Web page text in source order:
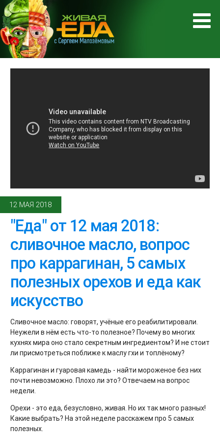
12 МАЯ 2018
"Еда" от 12 мая 2018:
сливочное масло, вопрос
про каррагинан, 5 самых
полезных орехов и еда как
искусство
Сливочное масло: говорят, учёные его реабилитировали.
Неужели в нём есть что-то полезное? Почему во многих
кухнях мира оно стало секретным ингредиентом? И не стоит
ли присмотреться поближе к маслу гхи и топлёному?
Каррагинан и гуаровая камедь - найти мороженое без них
почти невозможно. Плохо ли это? Отвечаем на вопрос
недели.
Орехи - это еда, безусловно, живая. Но их так много разных!
Какие выбрать? На этой неделе расскажем про 5 самых
полезных.